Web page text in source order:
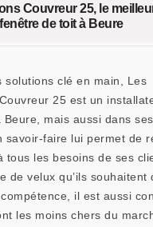
Couvreur 25, le
de toit à Beure
solutions clé en main, Les
25 est un
mais aussi dans ses
savoir-faire lui permet de
tous les besoins de ses
de velux qu’ils souhaitent
il est aussi
les moins chers du